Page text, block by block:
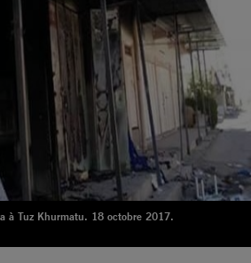
à Tuz Khurmatu. 18 octobre 2017.